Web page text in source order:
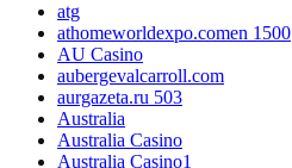
atg
athomeworldexpo.comen 1500
AU Casino
aubergevalcarroll.com
aurgazeta.ru 503
Australia
Australia Casino
Australia Casino1